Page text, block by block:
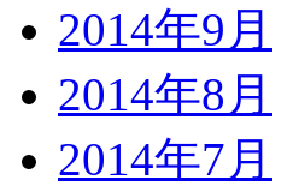
2014年9月
2014年8月
2014年7月